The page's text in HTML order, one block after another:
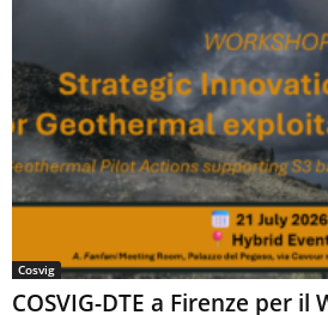
Cosvig
COSVIG-DTE a Firenze per il